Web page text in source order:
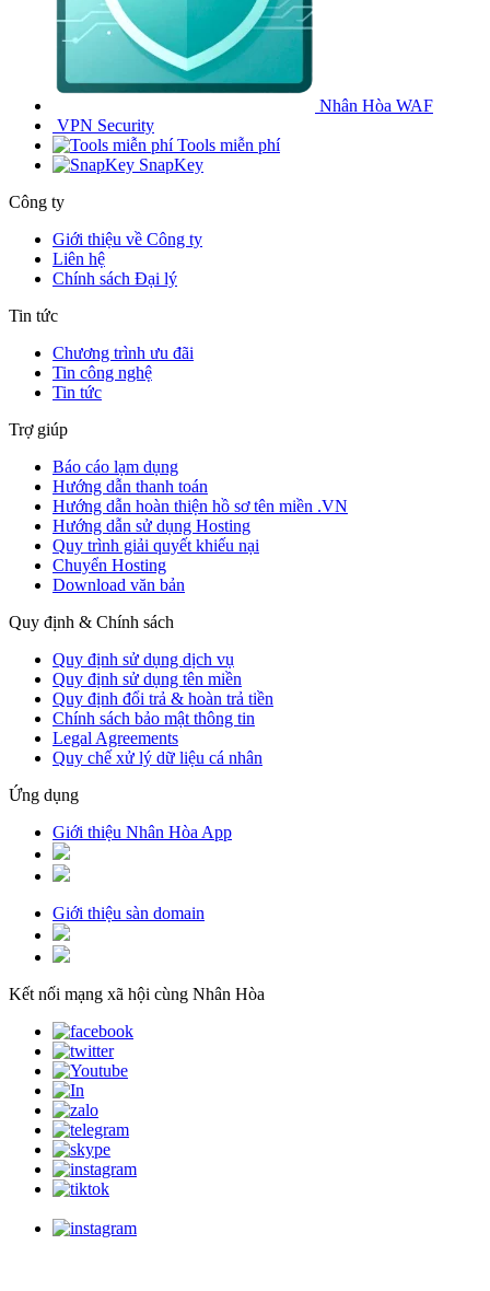
Nhân Hòa WAF
VPN Security
Tools miễn phí
SnapKey
Công ty
Giới thiệu về Công ty
Liên hệ
Chính sách Đại lý
Tin tức
Chương trình ưu đãi
Tin công nghệ
Tin tức
Trợ giúp
Báo cáo lạm dụng
Hướng dẫn thanh toán
Hướng dẫn hoàn thiện hồ sơ tên miền .VN
Hướng dẫn sử dụng Hosting
Quy trình giải quyết khiếu nại
Chuyển Hosting
Download văn bản
Quy định & Chính sách
Quy định sử dụng dịch vụ
Quy định sử dụng tên miền
Quy định đổi trả & hoàn trả tiền
Chính sách bảo mật thông tin
Legal Agreements
Quy chế xử lý dữ liệu cá nhân
Ứng dụng
Giới thiệu Nhân Hòa App
Giới thiệu sàn domain
Kết nối mạng xã hội cùng Nhân Hòa